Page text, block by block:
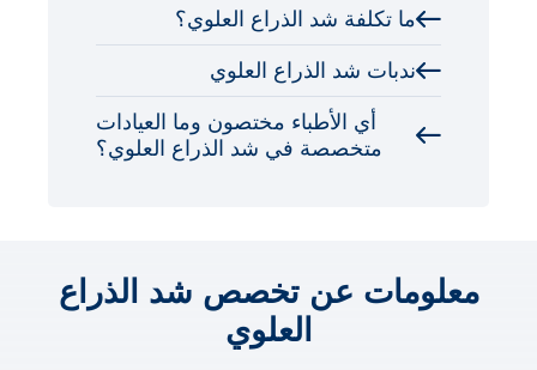
ما تكلفة شد الذراع العلوي؟
ندبات شد الذراع العلوي
أي الأطباء مختصون وما العيادات
متخصصة في شد الذراع العلوي؟
معلومات عن تخصص شد الذراع
العلوي